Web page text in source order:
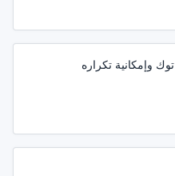
وإمكانية تكراره